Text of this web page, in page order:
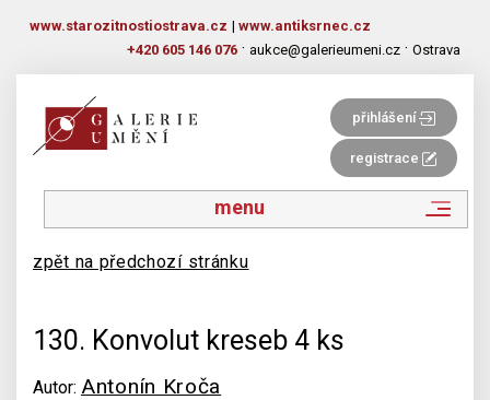
www.starozitnostiostrava.cz | www.antiksrnec.cz
+420 605 146 076 · aukce@galerieumeni.cz · Ostrava
přihlášení
registrace
menu
zpět na předchozí stránku
130. Konvolut kreseb 4 ks
Autor: Antonín Kroča